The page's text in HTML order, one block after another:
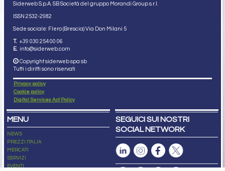
Siderweb S.p.A. SB Società del gruppo Morandi Group s.r.l.
ISSN 2532-2982
Sede sociale: Flero (Brescia) Via Don Milani 5
T. +39 030 254 00 06
E. info@siderweb.com
Copyright siderweb spa sb
Tutti i diritti sono riservati
Privacy policy
Cookie policy
Digital Services Act Policy
MENU
NEWS
PREZZI ITALIA
MERCATI
SERVIZI
EVENTI
SEGUICI SUI NOSTRI
SOCIAL NETWORK